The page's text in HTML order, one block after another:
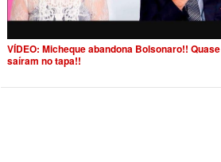
VÍDEO: Micheque abandona Bolsonaro!! Quase
saíram no tapa!!